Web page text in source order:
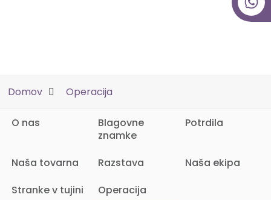
Domov Operacija
O nas
Blagovne
znamke
Potrdila
Naša tovarna Razstava
Naša ekipa
Stranke v tujini
Operacija